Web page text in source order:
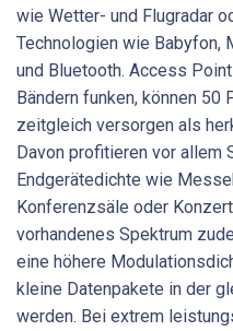
wie Wetter- und Flugradar
Technologien wie Babyfon,
und Bluetooth. Access
Bändern funken, können 50
zeitgleich versorgen als
Davon profitieren vor allem
Endgerätedichte wie
Konferenzsäle oder
vorhandenes Spektrum
eine höhere
kleine Datenpakete in der
werden. Bei extrem